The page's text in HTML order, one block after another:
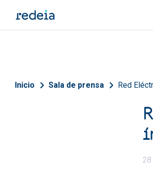
Sobrescribir
Inicio Sala de prensa Red